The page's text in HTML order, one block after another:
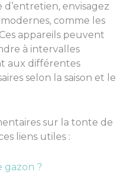
envisagez
comme les
appareils peuvent
à intervalles
aux différentes
selon la saison et le
sur la tonte de
liens utiles :
gazon ?